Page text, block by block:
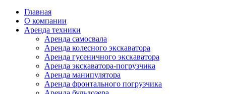
Главная
О компании
Аренда техники
Аренда самосвала
Аренда колесного экскаватора
Аренда гусеничного экскаватора
Аренда экскаватора-погрузчика
Аренда манипулятора
Аренда фронтального погрузчика